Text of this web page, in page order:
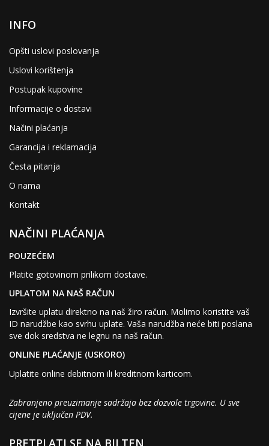
INFO
Opšti uslovi poslovanja
Uslovi korištenja
Postupak kupovine
Informacije o dostavi
Načini plaćanja
Garancija i reklamacija
Česta pitanja
O nama
Kontakt
NAČINI PLAĆANJA
POUZEĆEM
Platite gotovinom prilikom dostave.
UPLATOM NA NAŠ RAČUN
Izvršite uplatu direktno na naš žiro račun. Molimo koristite vaš
ID narudžbe kao svrhu uplate. Vaša narudžba neće biti poslana
sve dok sredstva ne legnu na naš račun.
ONLINE PLAĆANJE (USKORO)
Uplatite online debitnom ili kreditnom karticom.
Zabranjeno preuzimanje sadržaja bez dozvole trgovine. U sve
cijene je uključen PDV.
PRETPLATI SE NA BILTEN